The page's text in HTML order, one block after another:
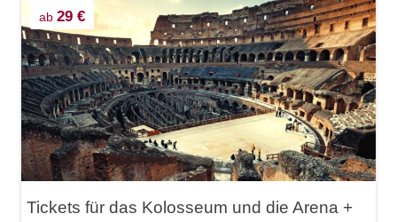
ab 29 €
Tickets für das Kolosseum und die Arena +